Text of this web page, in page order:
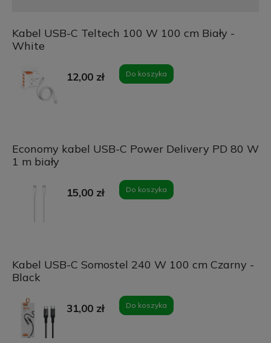
Kabel USB-C Teltech 100 W 100 cm Biały -
White
12,00 zł Do koszyka
Economy kabel USB-C Power Delivery PD 80 W
1 m biały
15,00 zł Do koszyka
Kabel USB-C Somostel 240 W 100 cm Czarny -
Black
31,00 zł Do koszyka